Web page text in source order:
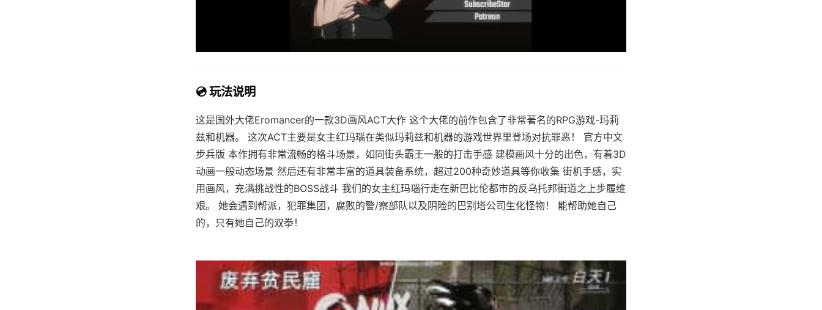
💿 玩法说明
这是国外大佬Eromancer的一款3D画风ACT大作 这个大佬的前作包含了非常著名的RPG游戏-玛莉
兹和机器。 这次ACT主要是女主红玛瑙在类似玛莉兹和机器的游戏世界里登场对抗罪恶！ 官方中文
步兵版 本作拥有非常流畅的格斗场景，如同街头霸王一般的打击手感 建模画风十分的出色，有着3D
动画一般动态场景 然后还有非常丰富的道具装备系统，超过200种奇妙道具等你收集 街机手感，实
用画风，充满挑战性的BOSS战斗 我们的女主红玛瑙行走在新巴比伦都市的反乌托邦街道之上步履维
艰。 她会遇到帮派，犯罪集团，腐败的警/察部队以及阴险的巴别塔公司生化怪物！ 能帮助她自己
的，只有她自己的双拳！